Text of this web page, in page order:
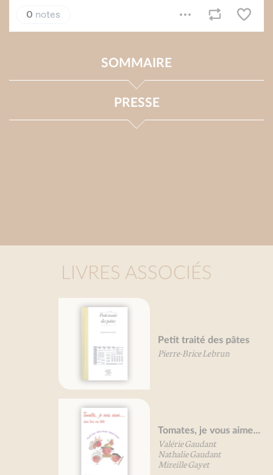
SOMMAIRE
PRESSE
LIVRES ASSOCIÉS
Petit traité des pâtes
Pierre-Brice Lebrun
Tomates, je vous aime...
Valérie Gaudant
Nathalie Gaudant
Mireille Gayet